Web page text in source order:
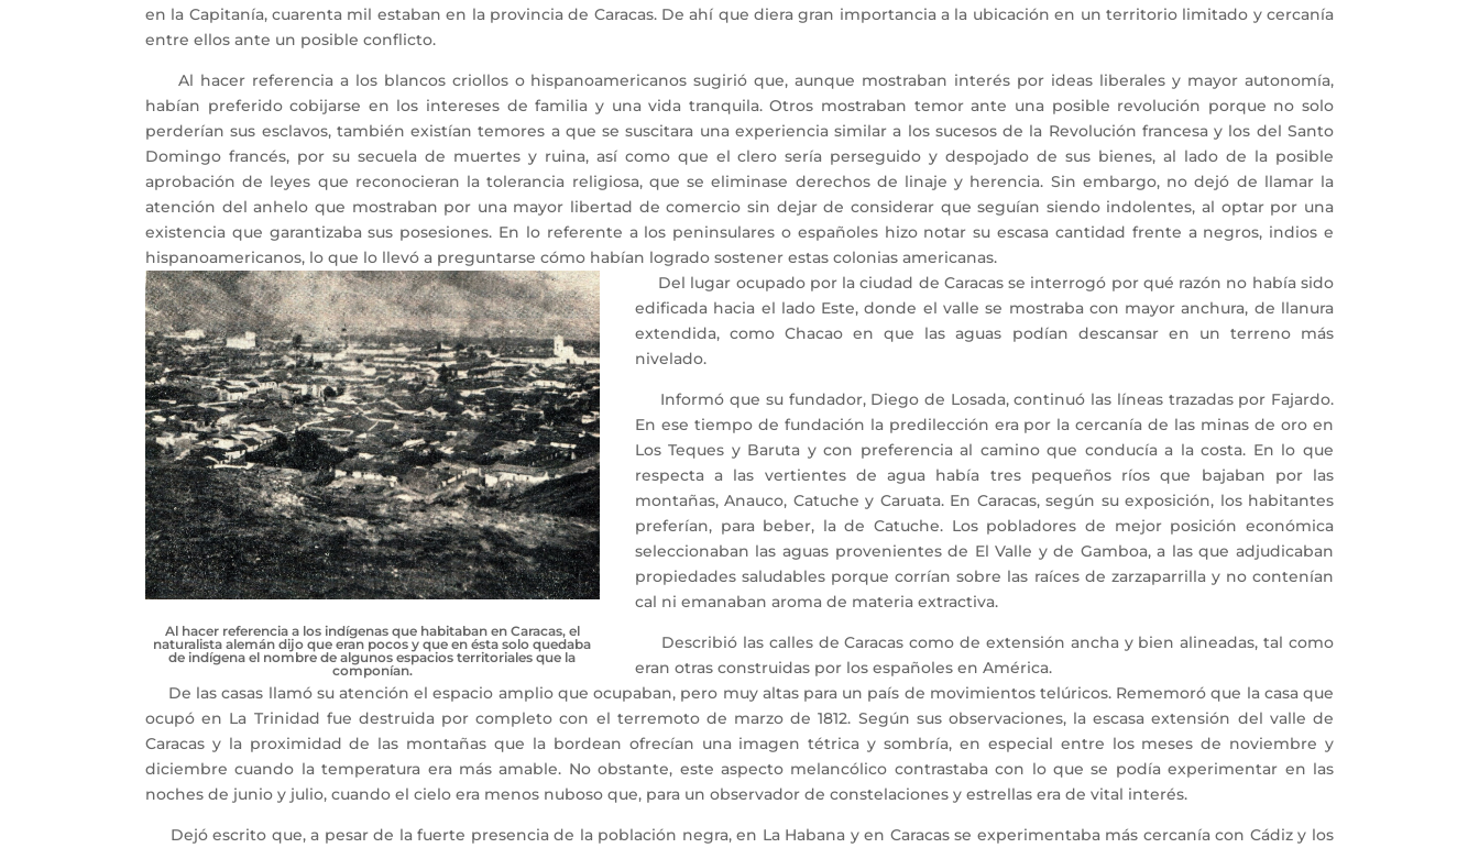
en la Capitanía, cuarenta mil estaban en la provincia de Caracas. De ahí que diera gran importancia a la ubicación en un territorio limitado y cercanía
entre ellos ante un posible conflicto.
Al hacer referencia a los blancos criollos o hispanoamericanos sugirió que, aunque mostraban interés por ideas liberales y mayor autonomía,
habían preferido cobijarse en los intereses de familia y una vida tranquila. Otros mostraban temor ante una posible revolución porque no solo
perderían sus esclavos, también existían temores a que se suscitara una experiencia similar a los sucesos de la Revolución francesa y los del Santo
Domingo francés, por su secuela de muertes y ruina, así como que el clero sería perseguido y despojado de sus bienes, al lado de la posible
aprobación de leyes que reconocieran la tolerancia religiosa, que se eliminase derechos de linaje y herencia. Sin embargo, no dejó de llamar la
atención del anhelo que mostraban por una mayor libertad de comercio sin dejar de considerar que seguían siendo indolentes, al optar por una
existencia que garantizaba sus posesiones. En lo referente a los peninsulares o españoles hizo notar su escasa cantidad frente a negros, indios e
hispanoamericanos, lo que lo llevó a preguntarse cómo habían logrado sostener estas colonias americanas.
Al hacer referencia a los indígenas que habitaban en Caracas, el
naturalista alemán dijo que eran pocos y que en ésta solo quedaba
de indígena el nombre de algunos espacios territoriales que la
componían.
Del lugar ocupado por la ciudad de Caracas se interrogó por qué razón no había sido
edificada hacia el lado Este, donde el valle se mostraba con mayor anchura, de llanura
extendida, como Chacao en que las aguas podían descansar en un terreno más
nivelado.
Informó que su fundador, Diego de Losada, continuó las líneas trazadas por Fajardo.
En ese tiempo de fundación la predilección era por la cercanía de las minas de oro en
Los Teques y Baruta y con preferencia al camino que conducía a la costa. En lo que
respecta a las vertientes de agua había tres pequeños ríos que bajaban por las
montañas, Anauco, Catuche y Caruata. En Caracas, según su exposición, los habitantes
preferían, para beber, la de Catuche. Los pobladores de mejor posición económica
seleccionaban las aguas provenientes de El Valle y de Gamboa, a las que adjudicaban
propiedades saludables porque corrían sobre las raíces de zarzaparrilla y no contenían
cal ni emanaban aroma de materia extractiva.
Describió las calles de Caracas como de extensión ancha y bien alineadas, tal como
eran otras construidas por los españoles en América.
De las casas llamó su atención el espacio amplio que ocupaban, pero muy altas para un país de movimientos telúricos. Rememoró que la casa que
ocupó en La Trinidad fue destruida por completo con el terremoto de marzo de 1812. Según sus observaciones, la escasa extensión del valle de
Caracas y la proximidad de las montañas que la bordean ofrecían una imagen tétrica y sombría, en especial entre los meses de noviembre y
diciembre cuando la temperatura era más amable. No obstante, este aspecto melancólico contrastaba con lo que se podía experimentar en las
noches de junio y julio, cuando el cielo era menos nuboso que, para un observador de constelaciones y estrellas era de vital interés.
Dejó escrito que, a pesar de la fuerte presencia de la población negra, en La Habana y en Caracas se experimentaba más cercanía con Cádiz y los